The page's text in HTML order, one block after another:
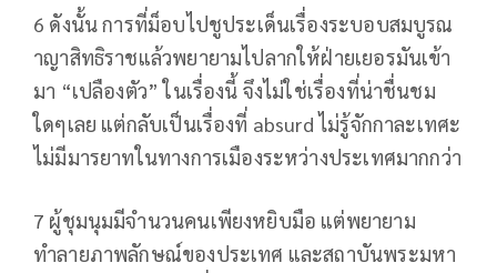
6 ดังนั้น การที่ม็อบไปชูประเด็นเรื่องระบอบสมบูรณ
าญาสิทธิราชแล้วพยายามไปลากให้ฝ่ายเยอรมันเข้า
มา “เปลืองตัว” ในเรื่องนี้ จึงไม่ใช่เรื่องที่น่าชื่นชม
ใดๆเลย แต่กลับเป็นเรื่องที่ absurd ไม่รู้จักกาละเทศะ
ไม่มีมารยาทในทางการเมืองระหว่างประเทศมากกว่า
7 ผู้ชุมนุมมีจำนวนคนเพียงหยิบมือ แต่พยายาม
ทำลายภาพลักษณ์ของประเทศ และสถาบันพระมหา